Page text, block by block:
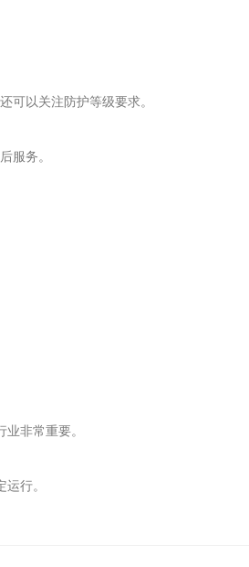
可以关注防护等级要求。
服务。
非常重要。
行。